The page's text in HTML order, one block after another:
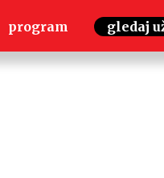
program gledaj